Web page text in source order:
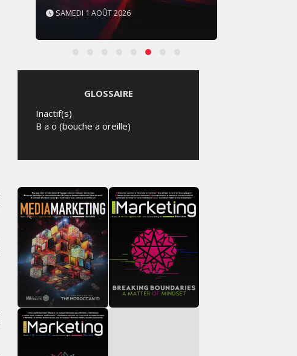
SAMEDI 1 AOÛT 2026
GLOSSAIRE
Inactif(s)
B a o (bouche a oreille)